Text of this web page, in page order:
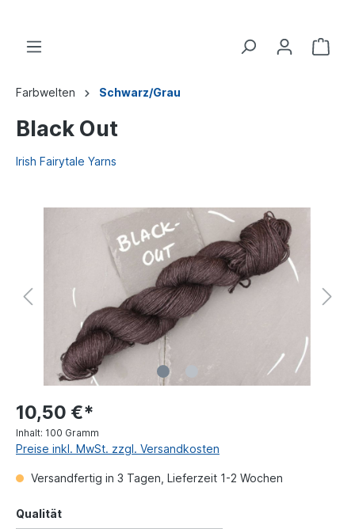
Farbwelten Schwarz/Grau
Black Out
Irish Fairytale Yarns
10,50 €*
Inhalt: 100 Gramm
Preise inkl. MwSt. zzgl. Versandkosten
Versandfertig in 3 Tagen, Lieferzeit 1-2 Wochen
Qualität